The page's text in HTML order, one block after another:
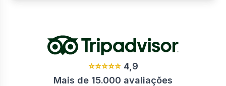
⭐⭐⭐⭐⭐4,9
Mais de 15.000 avaliações